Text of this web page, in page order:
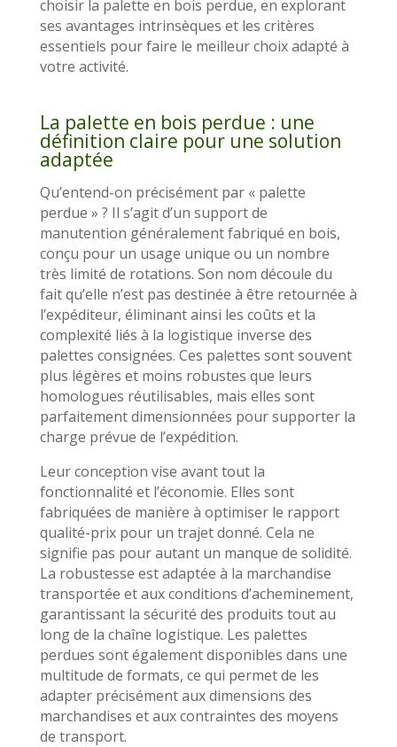
choisir la palette en bois perdue, en explorant
ses avantages intrinsèques et les critères
essentiels pour faire le meilleur choix adapté à
votre activité.
La palette en bois perdue : une
définition claire pour une solution
adaptée
Qu’entend-on précisément par « palette
perdue » ? Il s’agit d’un support de
manutention généralement fabriqué en bois,
conçu pour un usage unique ou un nombre
très limité de rotations. Son nom découle du
fait qu’elle n’est pas destinée à être retournée à
l’expéditeur, éliminant ainsi les coûts et la
complexité liés à la logistique inverse des
palettes consignées. Ces palettes sont souvent
plus légères et moins robustes que leurs
homologues réutilisables, mais elles sont
parfaitement dimensionnées pour supporter la
charge prévue de l’expédition.
Leur conception vise avant tout la
fonctionnalité et l’économie. Elles sont
fabriquées de manière à optimiser le rapport
qualité-prix pour un trajet donné. Cela ne
signifie pas pour autant un manque de solidité.
La robustesse est adaptée à la marchandise
transportée et aux conditions d’acheminement,
garantissant la sécurité des produits tout au
long de la chaîne logistique. Les palettes
perdues sont également disponibles dans une
multitude de formats, ce qui permet de les
adapter précisément aux dimensions des
marchandises et aux contraintes des moyens
de transport.